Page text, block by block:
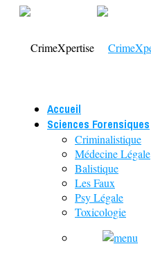
Accueil
Sciences Forensiques
Criminalistique
Médecine Légale
Balistique
Les Faux
Psy Légale
Toxicologie